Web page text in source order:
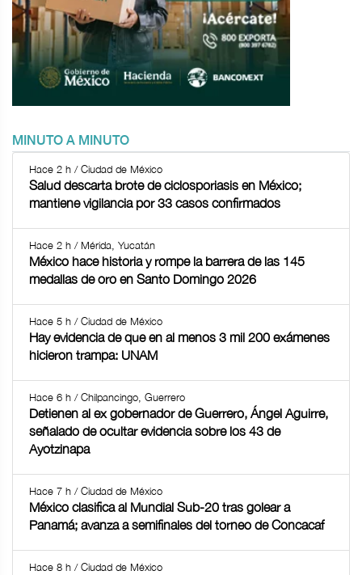
MINUTO A MINUTO
Hace 2 h / Ciudad de México
Salud descarta brote de ciclosporiasis en México;
mantiene vigilancia por 33 casos confirmados
Hace 2 h / Mérida, Yucatán
México hace historia y rompe la barrera de las 145
medallas de oro en Santo Domingo 2026
Hace 5 h / Ciudad de México
Hay evidencia de que en al menos 3 mil 200 exámenes
hicieron trampa: UNAM
Hace 6 h / Chilpancingo, Guerrero
Detienen al ex gobernador de Guerrero, Ángel Aguirre,
señalado de ocultar evidencia sobre los 43 de
Ayotzinapa
Hace 7 h / Ciudad de México
México clasifica al Mundial Sub-20 tras golear a
Panamá; avanza a semifinales del torneo de Concacaf
Hace 8 h / Ciudad de México